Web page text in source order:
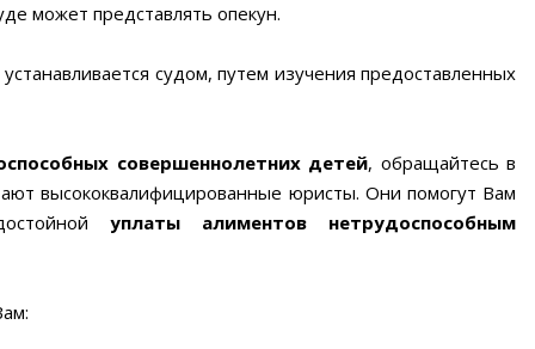
может представлять опекун.
устанавливается судом, путем изучения предоставленных
совершеннолетних детей, обращайтесь в
высококвалифицированные юристы. Они помогут Вам
уплаты алиментов нетрудоспособным